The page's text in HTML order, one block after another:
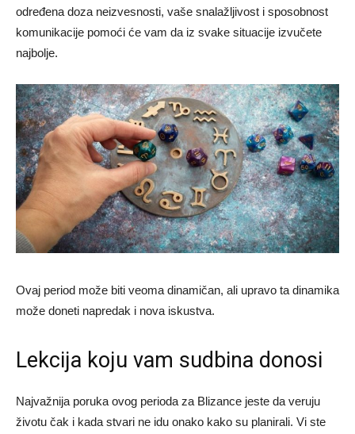
određena doza neizvesnosti, vaše snalažljivost i sposobnost
komunikacije pomoći će vam da iz svake situacije izvučete
najbolje.
Ovaj period može biti veoma dinamičan, ali upravo ta dinamika
može doneti napredak i nova iskustva.
Lekcija koju vam sudbina donosi
Najvažnija poruka ovog perioda za Blizance jeste da veruju
životu čak i kada stvari ne idu onako kako su planirali. Vi ste